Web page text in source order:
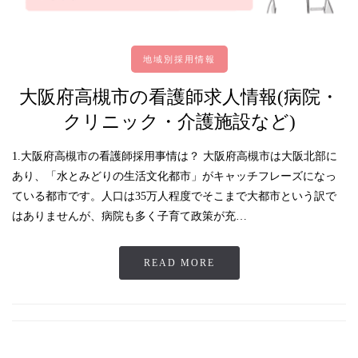
地域別採用情報
大阪府高槻市の看護師求人情報(病院・
クリニック・介護施設など)
1.大阪府高槻市の看護師採用事情は？ 大阪府高槻市は大阪北部に
あり、「水とみどりの生活文化都市」がキャッチフレーズになっ
ている都市です。人口は35万人程度でそこまで大都市という訳で
はありませんが、病院も多く子育て政策が充…
READ MORE